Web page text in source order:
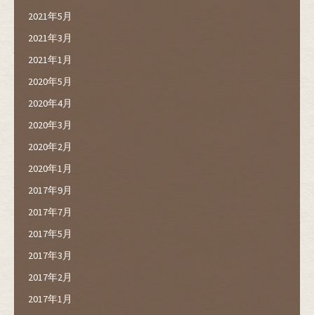
2021年5月
2021年3月
2021年1月
2020年5月
2020年4月
2020年3月
2020年2月
2020年1月
2017年9月
2017年7月
2017年5月
2017年3月
2017年2月
2017年1月